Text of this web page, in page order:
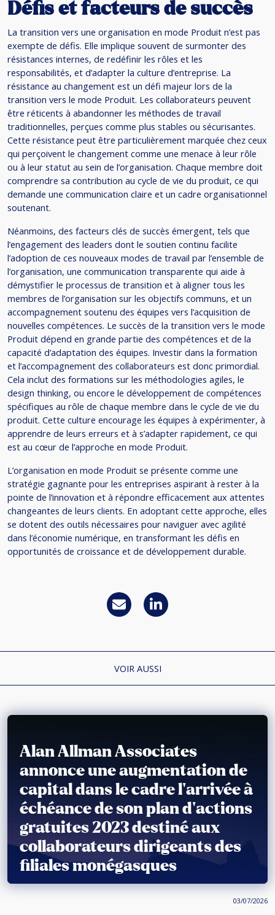
Défis et facteurs de succès
La transition vers une organisation en mode Produit n’est pas
exempte de défis. Elle implique souvent de surmonter des
résistances internes, de redéfinir les rôles et les
responsabilités, et d’adapter la culture d’entreprise. La
résistance au changement est un défi majeur lors de la
transition vers le mode Produit. Les collaborateurs peuvent
être réticents à abandonner les méthodes de travail
traditionnelles, perçues comme plus stables ou sécurisantes.
Cette résistance peut être particulièrement marquée chez ceux
qui perçoivent le changement comme une menace à leur rôle
ou à leur statut au sein de l’organisation. Chaque membre doit
comprendre sa contribution au cycle de vie du produit, ce qui
demande une communication claire et un cadre organisationnel
soutenant.
Néanmoins, des facteurs clés de succès émergent, tels que
l’engagement des leaders dont le soutien continu facilite
l’adoption de ces nouveaux modes de travail par l’ensemble de
l’organisation, une communication transparente qui aide à
démystifier le processus de transition et à aligner tous les
membres de l’organisation sur les objectifs communs, et un
accompagnement soutenu des équipes vers l’acquisition de
nouvelles compétences. Le succès de la transition vers le mode
Produit dépend en grande partie des compétences et de la
capacité d’adaptation des équipes. Investir dans la formation
et l’accompagnement des collaborateurs est donc primordial.
Cela inclut des formations sur les méthodologies agiles, le
design thinking, ou encore le développement de compétences
spécifiques au rôle de chaque membre dans le cycle de vie du
produit. Cette culture encourage les équipes à expérimenter, à
apprendre de leurs erreurs et à s’adapter rapidement, ce qui
est au cœur de l’approche en mode Produit.
L’organisation en mode Produit se présente comme une
stratégie gagnante pour les entreprises aspirant à rester à la
pointe de l’innovation et à répondre efficacement aux attentes
changeantes de leurs clients. En adoptant cette approche, elles
se dotent des outils nécessaires pour naviguer avec agilité
dans l’économie numérique, en transformant les défis en
opportunités de croissance et de développement durable.
VOIR AUSSI
Alan Allman Associates
annonce une augmentation de
capital dans le cadre l’arrivée à
échéance de son plan d’actions
gratuites 2023 destiné aux
collaborateurs dirigeants des
filiales monégasques
03/07/2026